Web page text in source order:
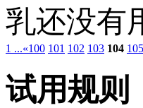
乳还没有
1 ...«100 101 102 103 104 105
试用规则